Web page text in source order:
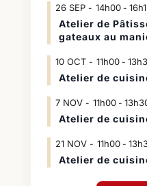
26 SEP 14h00-
Atelier de
gateaux au
10 OCT 11h00-
Atelier de
7 NOV 11h00-
Atelier de
21 NOV 11h00-
Atelier de